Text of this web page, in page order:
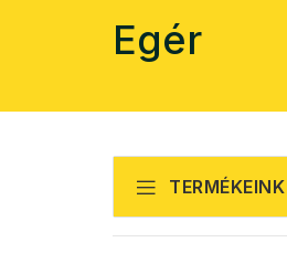
Egér
TERMÉKEINK